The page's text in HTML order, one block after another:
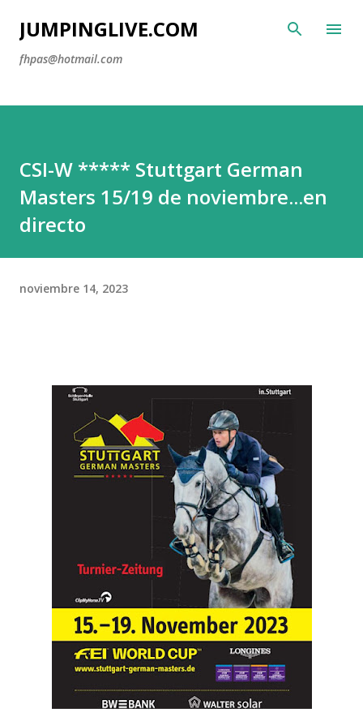
Ir al contenido
JUMPINGLIVE.COM
fhpas@hotmail.com
CSI-W ***** Stuttgart German
Masters 15/19 de noviembre...en
directo
noviembre 14, 2023